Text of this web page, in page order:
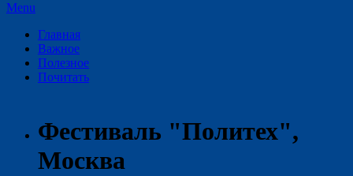
Menu
Главная
Важное
Полезное
Почитать
Фестиваль "Политех",
Москва